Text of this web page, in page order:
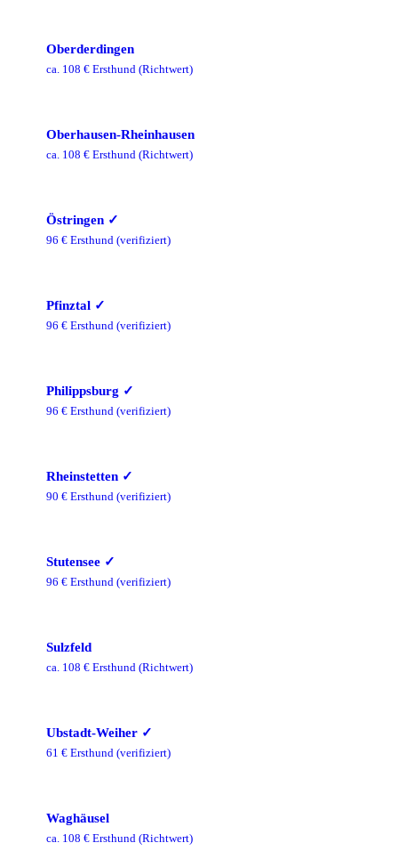
Oberderdingen
ca. 108 € Ersthund (Richtwert)
Oberhausen-Rheinhausen
ca. 108 € Ersthund (Richtwert)
Östringen ✓
96 € Ersthund (verifiziert)
Pfinztal ✓
96 € Ersthund (verifiziert)
Philippsburg ✓
96 € Ersthund (verifiziert)
Rheinstetten ✓
90 € Ersthund (verifiziert)
Stutensee ✓
96 € Ersthund (verifiziert)
Sulzfeld
ca. 108 € Ersthund (Richtwert)
Ubstadt-Weiher ✓
61 € Ersthund (verifiziert)
Waghäusel
ca. 108 € Ersthund (Richtwert)